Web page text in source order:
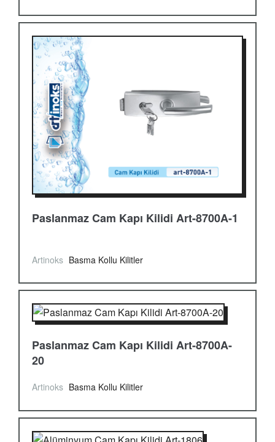
Paslanmaz Cam Kapı Kilidi Art-8700A-1
Artinoks Basma Kollu Kilitler
Paslanmaz Cam Kapı Kilidi Art-8700A-
20
Artinoks Basma Kollu Kilitler